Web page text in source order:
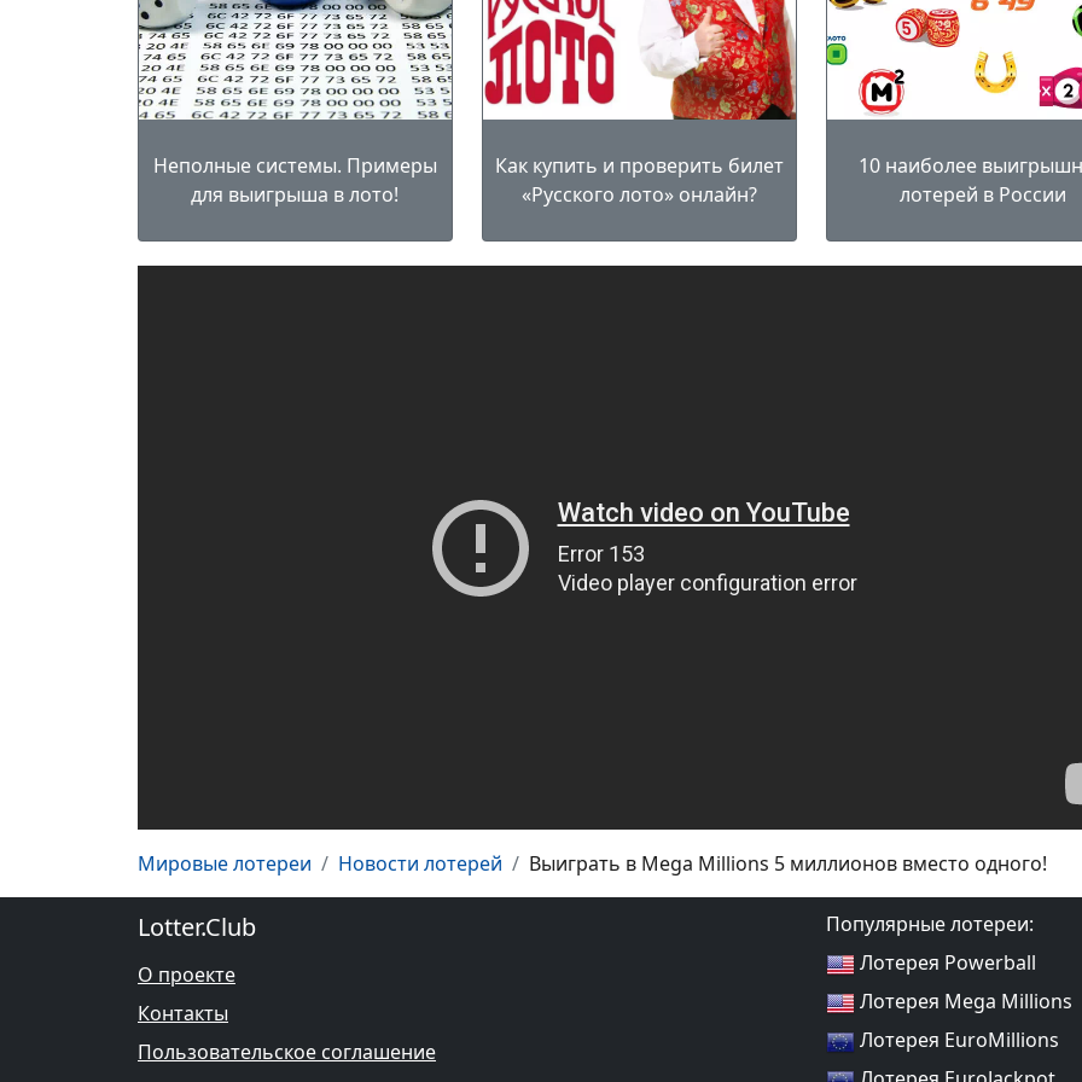
Неполные системы. Примеры
для выигрыша в лото!
Как купить и проверить билет
«Русского лото» онлайн?
10 наиболее
лотерей в России
Мировые лотереи Новости лотерей Выиграть в Mega Millions 5 миллионов вместо одного!
Lotter.Club
О проекте
Контакты
Пользовательское соглашение
Популярные лотереи:
Лотерея Powerball
Лотерея Mega Millions
Лотерея EuroMillions